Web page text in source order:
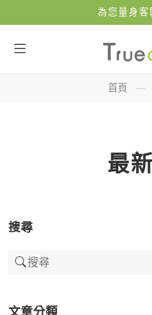
為您量身客
首頁 —
最
搜尋
文章分類